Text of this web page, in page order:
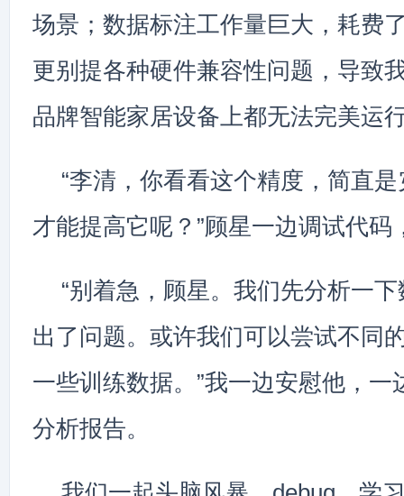
场景；数据标注工作量巨大，耗费
更别提各种硬件兼容性问题，导致
品牌智能家居设备上都无法完美运
“李清，你看看这个精度，简直
才能提高它呢？”顾星一边调试代码
“别着急，顾星。我们先分析一
出了问题。或许我们可以尝试不同
一些训练数据。”我一边安慰他，一
分析报告。